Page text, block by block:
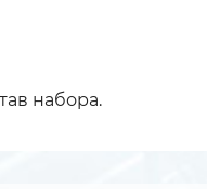
набора.